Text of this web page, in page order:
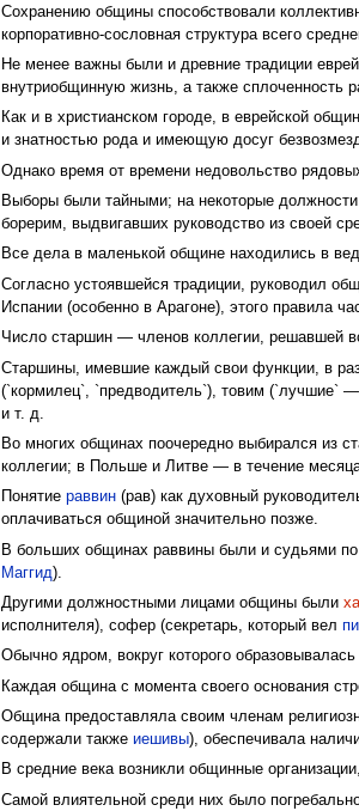
Сохранению общины способствовали
корпоративно-сословная структура всего
Не менее важны были и древние традиции
внутриобщинную жизнь, а также сплоченность
Как и в христианском городе, в еврейской
и знатностью рода и имеющую досуг
Однако время от времени недовольство
Выборы были тайными; на некоторые
борерим, выдвигавших руководство из своей
Все дела в маленькой общине находились в
Согласно устоявшейся традиции, руководил
Испании (особенно в Арагоне), этого правила
Число старшин — членов коллегии, решавшей
Старшины, имевшие каждый свои функции, в
(`кормилец`, `предводитель`), товим (`лучшие`
и т. д.
Во многих общинах поочередно выбирался из
коллегии; в Польше и Литве — в течение
Понятиераввин (рав) как духовный
оплачиваться общиной значительно позже.
В больших общинах раввины были и судьями
Маггид).
Другими должностными лицами общины были
исполнителя), софер (секретарь, который вел
Обычно ядром, вокруг которого
Каждая община с момента своего основания
Община предоставляла своим членам
содержали такжеиешивы), обеспечивала
В средние века возникли общинные
Самой влиятельной среди них было